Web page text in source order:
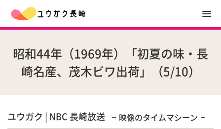
昭和44年（1969年）「初夏の味・長
崎名産、茂木ビワ出荷」（5/10）
ユウガク | NBC 長崎放送 映像のタイムマシーン